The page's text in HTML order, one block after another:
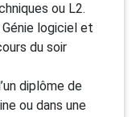
ou L2.
logiciel et
du soir
diplôme de
ou dans une